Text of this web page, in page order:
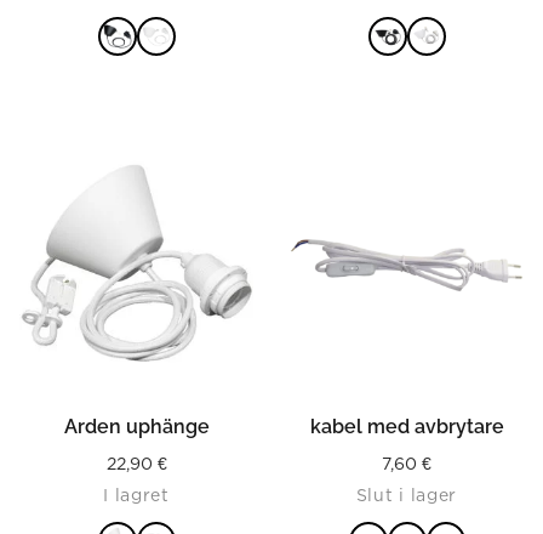
Arden uphänge
22,90 €
I lagret
kabel med avbrytare
7,60 €
Slut i lager